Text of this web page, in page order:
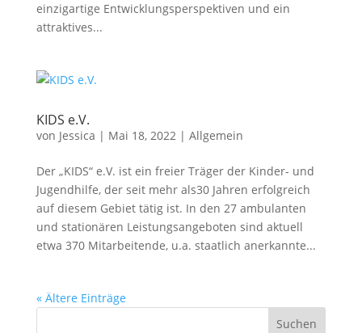
einzigartige Entwicklungsperspektiven und ein
attraktives...
KIDS e.V.
von Jessica | Mai 18, 2022| Allgemein
Der „KIDS“ e.V. ist ein freier Träger der Kinder- und
Jugendhilfe, der seit mehr als30 Jahren erfolgreich
auf diesem Gebiet tätig ist. In den 27 ambulanten
und stationären Leistungsangeboten sind aktuell
etwa 370 Mitarbeitende, u.a. staatlich anerkannte...
« Ältere Einträge
Suchen